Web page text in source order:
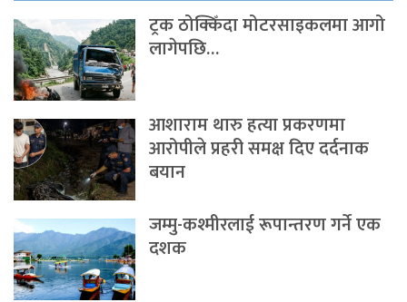
ट्रक ठोक्किँदा मोटरसाइकलमा आगो
लागेपछि…
आशाराम थारु हत्या प्रकरणमा
आरोपीले प्रहरी समक्ष दिए दर्दनाक
बयान
जम्मु-कश्मीरलाई रूपान्तरण गर्ने एक
दशक